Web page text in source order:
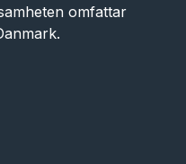
omfattar